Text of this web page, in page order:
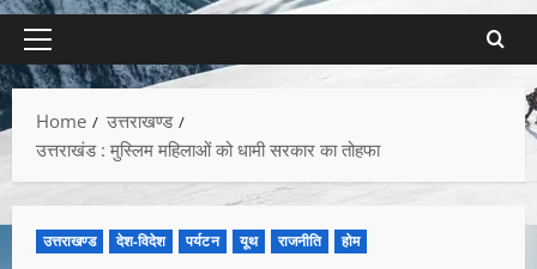
Home
उत्तराखण्ड
उत्तराखंड : मुस्लिम महिलाओं को धामी सरकार का तोहफा
उत्तराखण्ड देश-विदेश पर्यटन यूथ राजनीति होम